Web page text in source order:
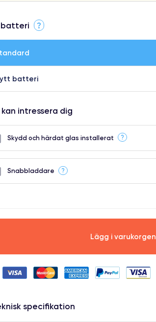
batteri ?
batteri
intressera dig
Skydd och härdat glas installerat ?
Snabbladdare ?
Lägg i varukorgen
specifikation